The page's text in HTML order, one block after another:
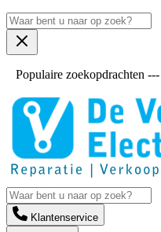
Populaire zoekopdrachten ---
Klantenservice